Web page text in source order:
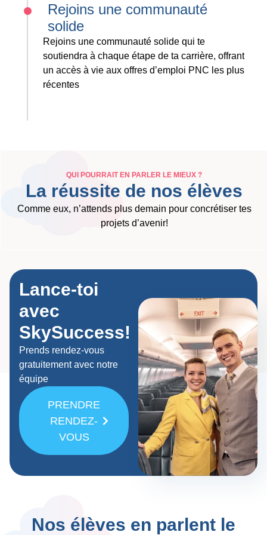
Rejoins une communauté
solide
Rejoins une communauté solide qui te
soutiendra à chaque étape de ta carrière, offrant
un accès à vie aux offres d’emploi PNC les plus
récentes
QUI POURRAIT EN PARLER LE MIEUX ?
La réussite de nos élèves
Comme eux, n’attends plus demain pour concrétiser tes
projets d’avenir!
Lance-toi
avec
SkySuccess!
Prends rendez-vous
gratuitement avec notre
équipe
PRENDRE
RENDEZ-
VOUS
Nos élèves en parlent le